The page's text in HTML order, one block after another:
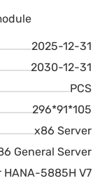
2025-12-31
2030-12-31
PCS
296*91*105
x86 Server
General Server
HANA-5885H V7